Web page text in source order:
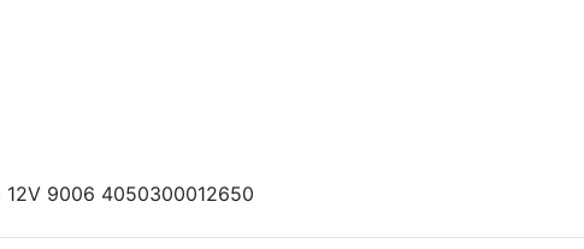
12V 9006 4050300012650